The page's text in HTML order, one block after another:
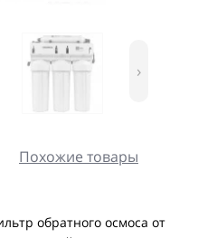
›
Похожие товары
обратного осмоса от